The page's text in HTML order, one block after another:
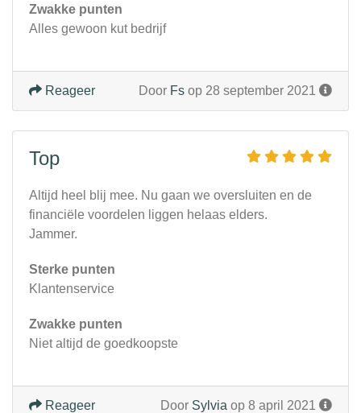
Zwakke punten
Alles gewoon kut bedrijf
Door Fs op 28 september 2021
Reageer
Top
Altijd heel blij mee. Nu gaan we oversluiten en de
financiële voordelen liggen helaas elders.
Jammer.
Sterke punten
Klantenservice
Zwakke punten
Niet altijd de goedkoopste
Door Sylvia op 8 april 2021
Reageer